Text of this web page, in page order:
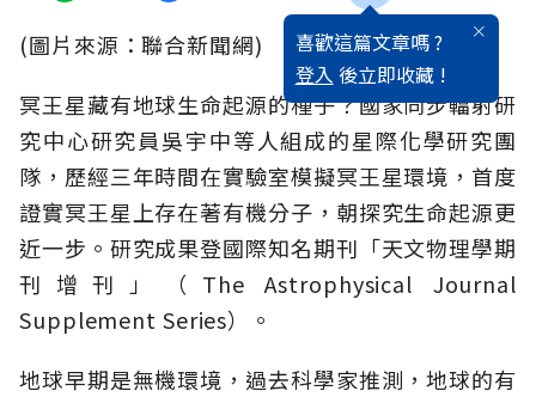
喜歡這篇文章嗎 ?
登入 後立即收藏 !
(圖片來源：聯合新聞網)
冥王星藏有地球生命起源的種子？國家同步輻射研
究中心研究員吳宇中等人組成的星際化學研究團
隊，歷經三年時間在實驗室模擬冥王星環境，首度
證實冥王星上存在著有機分子，朝探究生命起源更
近一步。研究成果登國際知名期刊「天文物理學期
刊增刊」（The Astrophysical Journal
Supplement Series）。
地球早期是無機環境，過去科學家推測，地球的有